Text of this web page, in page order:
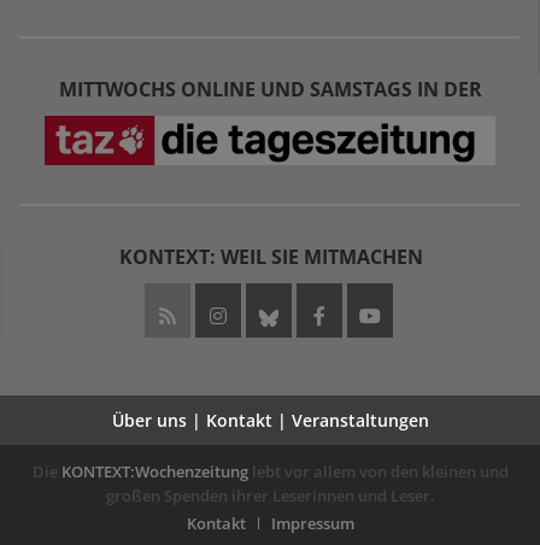
MITTWOCHS ONLINE UND SAMSTAGS IN DER
KONTEXT: WEIL SIE MITMACHEN
Über uns | Kontakt | Veranstaltungen
Die KONTEXT:Wochenzeitunglebt vor allem von den kleinen und
großen Spenden ihrer Leserinnen und Leser.
Kontakt
Impressum